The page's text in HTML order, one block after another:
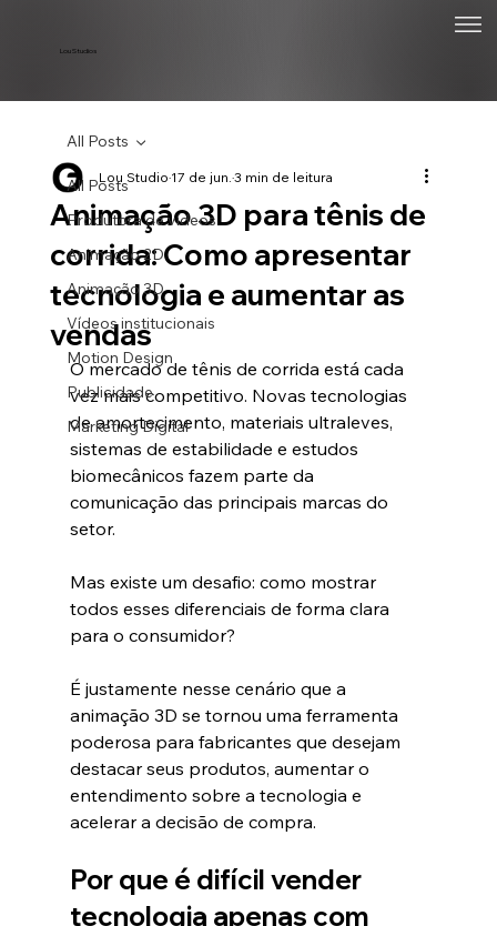
Lou Studios
All Posts
Produtora de vídeos
Animação 2D
Animação 3D
Vídeos institucionais
Motion Design
Publicidade
Marketing Digital
All Posts
Animação 3D para tênis de
corrida: Como apresentar
tecnologia e aumentar as
vendas
Lou Studio17 de jun.3 min de leitura
O mercado de tênis de corrida está cada
vez mais competitivo. Novas tecnologias
de amortecimento, materiais ultraleves,
sistemas de estabilidade e estudos
biomecânicos fazem parte da
comunicação das principais marcas do
setor.
Mas existe um desafio: como mostrar
todos esses diferenciais de forma clara
para o consumidor?
É justamente nesse cenário que a
animação 3D se tornou uma ferramenta
poderosa para fabricantes que desejam
destacar seus produtos, aumentar o
entendimento sobre a tecnologia e
acelerar a decisão de compra.
Por que é difícil vender
tecnologia apenas com